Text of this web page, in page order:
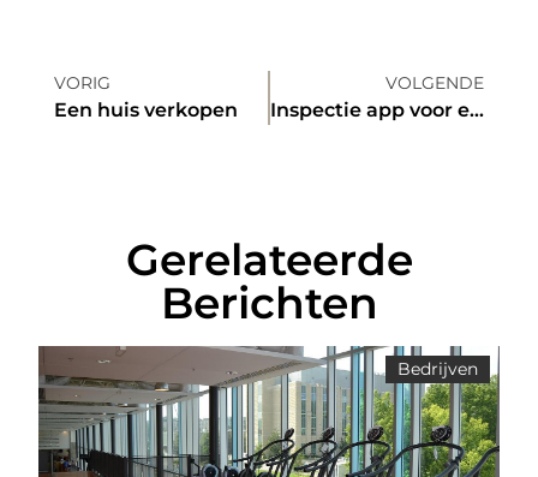
VORIG
Een huis verkopen
VOLGENDE
Inspectie app voor efficiënt werken
Gerelateerde
Berichten
Bedrijven